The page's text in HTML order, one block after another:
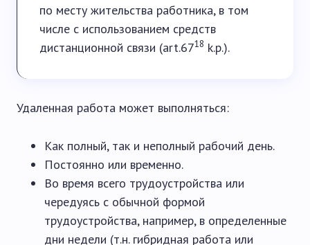
по месту жительства работника, в том
числе с использованием средств
дистанционной связи (art.6718 k.p.).
Удаленная работа может выполняться:
Как полный, так и неполный рабочий день.
Постоянно или временно.
Во время всего трудоустройства или
чередуясь с обычной формой
трудоустройства, например, в определенные
дни недели (т.н. гибридная работа или